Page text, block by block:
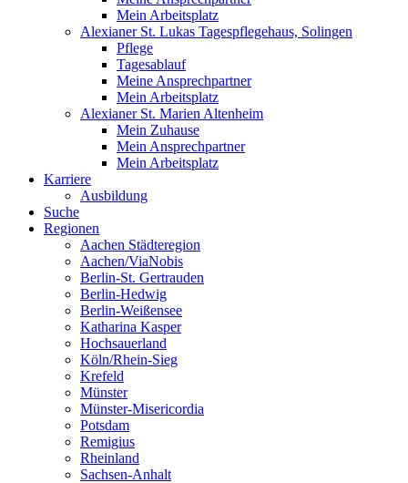
Mein Arbeitsplatz
Alexianer St. Lukas Tagespflegehaus, Solingen
Pflege
Tagesablauf
Meine Ansprechpartner
Mein Arbeitsplatz
Alexianer St. Marien Altenheim
Mein Zuhause
Mein Ansprechpartner
Mein Arbeitsplatz
Karriere
Ausbildung
Suche
Regionen
Aachen Städteregion
Aachen/ViaNobis
Berlin-St. Gertrauden
Berlin-Hedwig
Berlin-Weißensee
Katharina Kasper
Hochsauerland
Köln/Rhein-Sieg
Krefeld
Münster
Münster-Misericordia
Potsdam
Remigius
Rheinland
Sachsen-Anhalt